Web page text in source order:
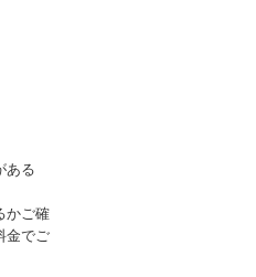
ある
かご確
金でご